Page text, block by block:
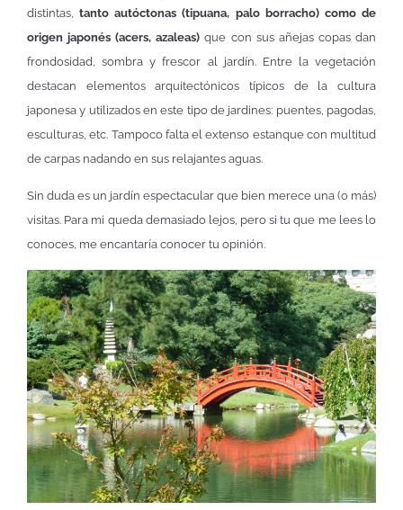
distintas,tanto autóctonas (tipuana, palo borracho) como de
origen japonés (acers, azaleas)que con sus añejas copas dan
frondosidad, sombra y frescor al jardín. Entre la vegetación
destacan elementos arquitectónicos típicos de la cultura
japonesa y utilizados en este tipo de jardines: puentes, pagodas,
esculturas, etc. Tampoco falta el extenso estanque con multitud
de carpas nadando en sus relajantes aguas.
Sin duda es un jardín espectacular que bien merece una (o más)
visitas. Para mi queda demasiado lejos, pero si tu que me lees lo
conoces, me encantaría conocer tu opinión.